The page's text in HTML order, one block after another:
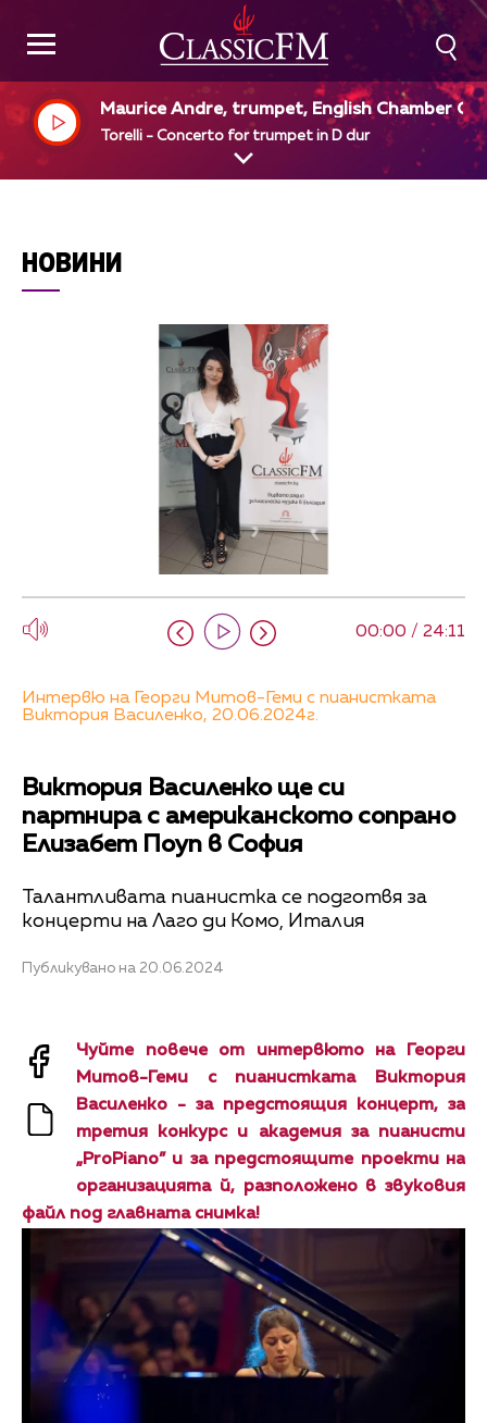
Maurice Andre, trumpet, English Chamber
estra, Charles Mackerras, dir
Torelli - Concerto for trumpet in D dur
НОВИНИ
00:00 / 24:11
Интервю на Георги Митов-Геми с пианистката
Виктория Василенко, 20.06.2024г.
Виктория Василенко ще си
партнира с американското сопрано
Елизабет Поуп в София
Талантливата пианистка се подготвя за
концерти на Лаго ди Комо, Италия
Публикувано на 20.06.2024
Чуйте повече от интервюто на Георги
Митов-Геми с пианистката Виктория
Василенко - за предстоящия концерт, за
третия конкурс и академия за пианисти
„ProPiano” и за предстоящите проекти на
организацията й, разположено в звуковия
файл под главната снимка!